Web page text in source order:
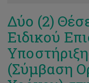
Δύο (2)
Ειδικού
(Σύμβαση